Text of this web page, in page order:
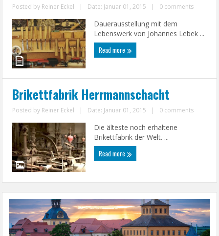
Posted by Reiner Eckel | Date: Januar 01, 2015 | 0 comments
Dauerausstellung mit dem
Lebenswerk von Johannes Lebek ...
Read more
Brikettfabrik Herrmannschacht
Posted by Reiner Eckel | Date: Januar 01, 2015 | 0 comments
Die älteste noch erhaltene
Brikettfabrik der Welt. ...
Read more